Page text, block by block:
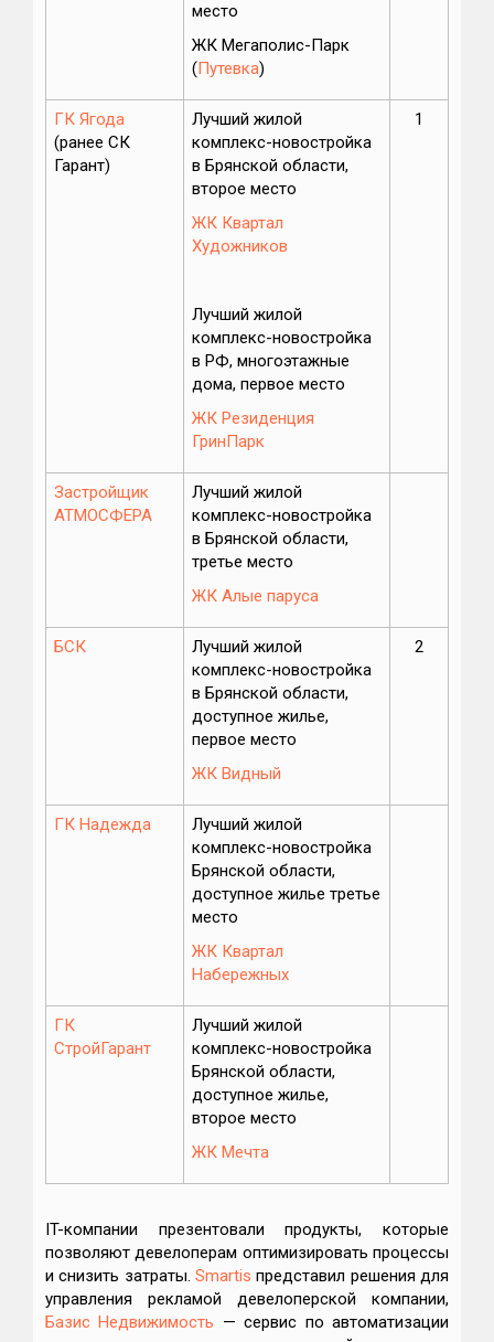
место
ЖК Мегаполис-Парк
(Путевка)
ГК Ягода
(ранее СК
Гарант)
Лучший жилой
комплекс-новостройка
в Брянской области,
второе место
ЖК Квартал
Художников
Лучший жилой
комплекс-новостройка
в РФ, многоэтажные
дома, первое место
ЖК Резиденция
ГринПарк
1
Застройщик
АТМОСФЕРА
Лучший жилой
комплекс-новостройка
в Брянской области,
третье место
ЖК Алые паруса
БСК
Лучший жилой
комплекс-новостройка
в Брянской области,
доступное жилье,
первое место
ЖК Видный
2
ГК Надежда
Лучший жилой
комплекс-новостройка
Брянской области,
доступное жилье третье
место
ЖК Квартал
Набережных
ГК
СтройГарант
Лучший жилой
комплекс-новостройка
Брянской области,
доступное жилье,
второе место
ЖК Мечта
IT-компании презентовали продукты, которые
позволяют девелоперам оптимизировать процессы
и снизить затраты. Smartis представил решения для
управления рекламой девелоперской компании,
Базис Недвижимость — сервис по автоматизации